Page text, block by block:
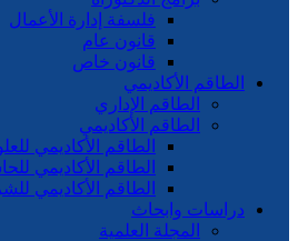
فلسفة إدارة الأعمال
قانون عام
قانون خاص
الطاقم الأكاديمي
الطاقم الإداري
الطاقم الأكاديمي
الطاقم الأكاديمي
الطاقم الأكاديمي
الطاقم الأكاديمي
دراسات وابحاث
المجلة العلمية